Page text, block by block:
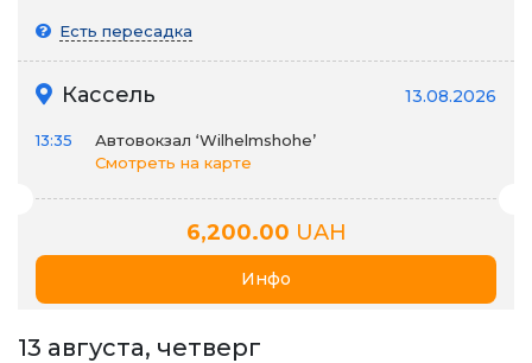
Есть пересадка
Кассель 13.08.2026
13:35
Автовокзал ‘Wilhelmshohe’
Смотреть на карте
6,200.00 UAH
Инфо
13 августа, четверг